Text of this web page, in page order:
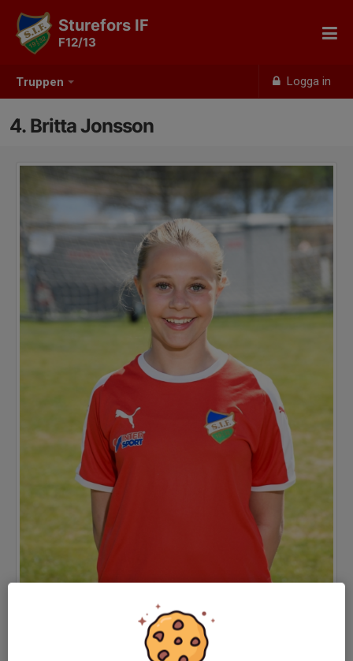
Truppen Logga in
Sturefors IF
F12/13
4. Britta Jonsson